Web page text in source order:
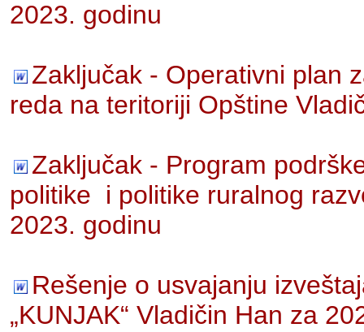
2023. godinu
Zaključak - Operativni plan
reda na teritoriji Opštine
Zaključak - Program
politike i politike ruralnog
2023. godinu
Rešenje o usvajanju
„KUNJAK“ Vladičin Han za